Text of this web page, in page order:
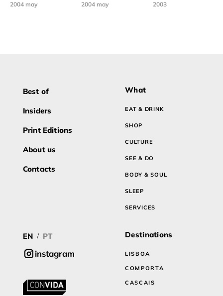
2004 may 2004 may 2003
Best of
Insiders
Print Editions
About us
Contacts
What
EAT & DRINK
SHOP
CULTURE
SEE & DO
BODY & SOUL
SLEEP
SERVICES
EN / PT
instagram
Destinations
LISBOA
COMPORTA
CASCAIS